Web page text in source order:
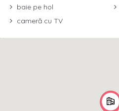
baie pe hol
cameră cu TV